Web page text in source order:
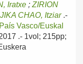
Iratxe ; ZIRION
CHAO, Itziar .-
Vasco/Euskal
.- 1vol; 215pp;